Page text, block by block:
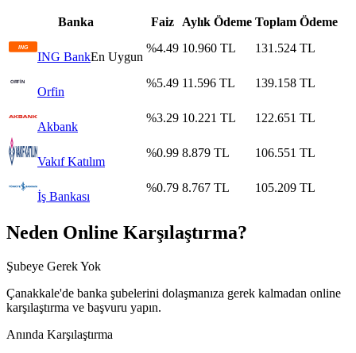
Banka Faiz Aylık Ödeme Toplam Ödeme
ING BankEn Uygun
%4.49 10.960 TL 131.524 TL
Orfin
%5.49 11.596 TL 139.158 TL
Akbank
%3.29 10.221 TL 122.651 TL
Vakıf Katılım
%0.99 8.879 TL 106.551 TL
İş Bankası
%0.79 8.767 TL 105.209 TL
Neden Online Karşılaştırma?
Şubeye Gerek Yok
Çanakkale'de banka şubelerini dolaşmanıza gerek kalmadan online
karşılaştırma ve başvuru yapın.
Anında Karşılaştırma